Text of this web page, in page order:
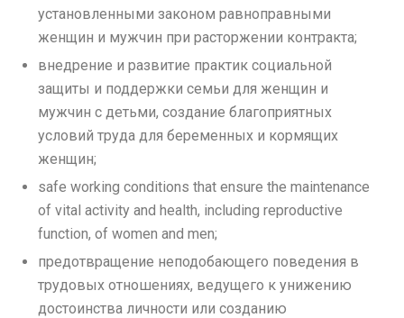
установленными законом равноправными
женщин и мужчин при расторжении контракта;
внедрение и развитие практик социальной
защиты и поддержки семьи для женщин и
мужчин с детьми, создание благоприятных
условий труда для беременных и кормящих
женщин;
safe working conditions that ensure the maintenance
of vital activity and health, including reproductive
function, of women and men;
предотвращение неподобающего поведения в
трудовых отношениях, ведущего к унижению
достоинства личности или созданию